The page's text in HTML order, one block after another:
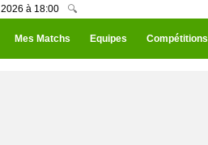
à 18:00 🔍
Mes Matchs Equipes Compétitions